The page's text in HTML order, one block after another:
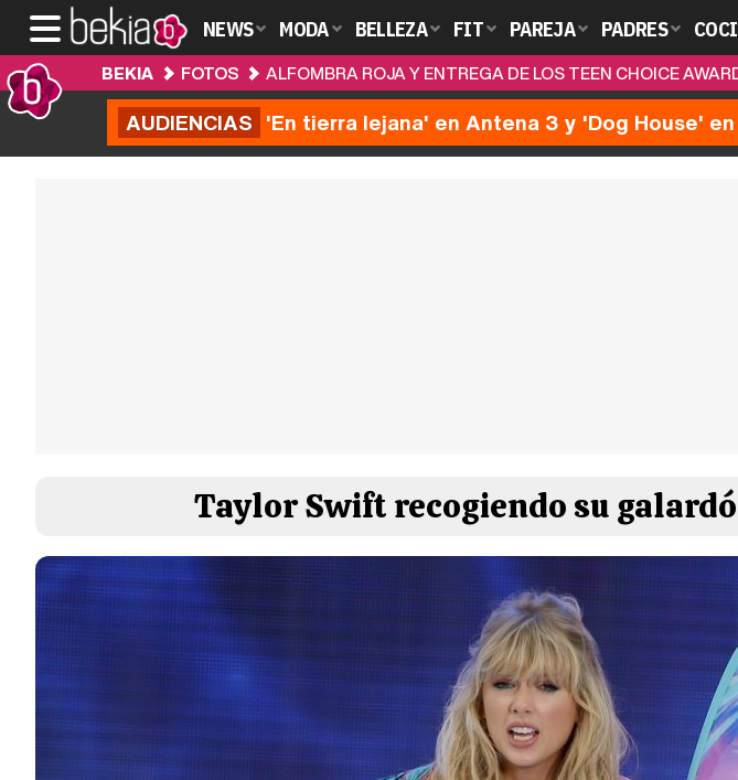
NEWS MODA BELLEZA FIT PAREJA PADRES
BEKIA FOTOS ALFOMBRA ROJA Y ENTREGA DE LOS TEEN CHOICE
AUDIENCIAS 'En tierra lejana' en Antena 3 y 'Dog House'
Taylor Swift recogiendo su